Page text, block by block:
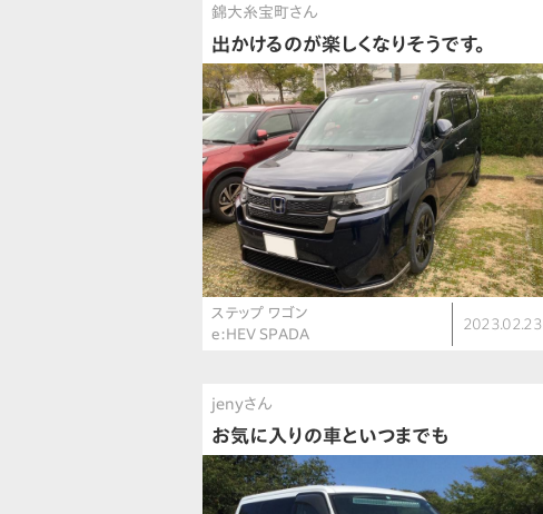
錦大糸宝町さん
出かけるのが楽しくなりそうです。
ステップ ワゴン
e:HEV SPADA
2023.02.23
jenyさん
お気に入りの車といつまでも